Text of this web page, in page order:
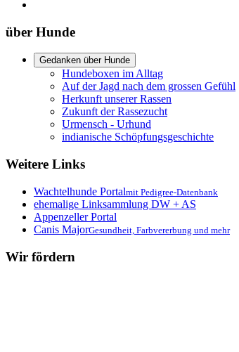
über Hunde
Gedanken über Hunde
Hundeboxen im Alltag
Auf der Jagd nach dem grossen Gefühl
Herkunft unserer Rassen
Zukunft der Rassezucht
Urmensch - Urhund
indianische Schöpfungsgeschichte
Weitere Links
Wachtelhunde Portalmit Pedigree-Datenbank
ehemalige Linksammlung DW + AS
Appenzeller Portal
Canis MajorGesundheit, Farbvererbung und mehr
Wir fördern